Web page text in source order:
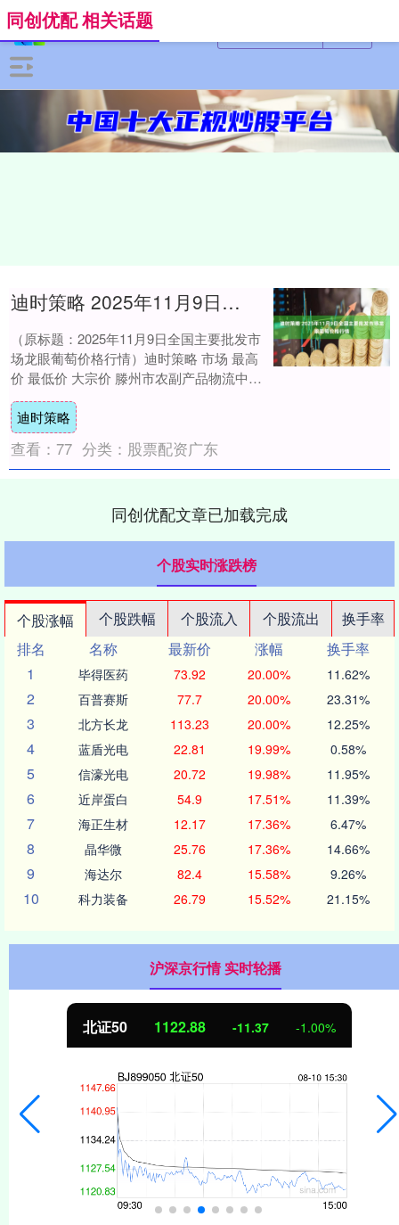
同创优配 相关话题
迪时策略 2025年11月9日全国主要批发市场龙眼葡萄价格行情
（原标题：2025年11月9日全国主要批发市
场龙眼葡萄价格行情）迪时策略 市场 最高
价 最低价 大宗价 滕州市农副产品物流中心
有限公司 13.00 4.00 6....
迪时策略
查看： 77 分类： 股票配资广东
同创优配文章已加载完成
个股实时涨跌榜
个股涨幅 个股跌幅 个股流入 个股流出
换手率
排名
名称 最新价 涨幅
换手率
1
毕得医药 73.92 20.00% 11.62%
2 百普赛斯 77.7 20.00% 23.31%
3 北方长龙 113.23 20.00% 12.25%
4 蓝盾光电 22.81 19.99% 0.58%
5 信濠光电 20.72 19.98% 11.95%
6 近岸蛋白 54.9 17.51% 11.39%
7 海正生材 12.17 17.36% 6.47%
8 晶华微 25.76 17.36% 14.66%
9 海达尔 82.4 15.58% 9.26%
10 科力装备 26.79 15.52% 21.15%
沪深京行情 实时轮播
北证50 1122.88 -11.37 -1.00%